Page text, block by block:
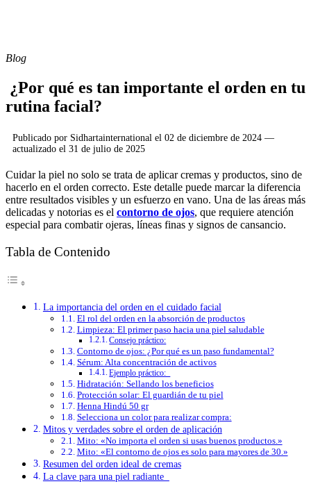
Blog
¿Por qué es tan importante el orden en tu
rutina facial?
Publicado por Sidhartainternational el 02 de diciembre de 2024 —
actualizado el 31 de julio de 2025
Cuidar la piel no solo se trata de aplicar cremas y productos, sino de
hacerlo en el orden correcto. Este detalle puede marcar la diferencia
entre resultados visibles y un esfuerzo en vano. Una de las áreas más
delicadas y notorias es el contorno de ojos, que requiere atención
especial para combatir ojeras, líneas finas y signos de cansancio.
Tabla de Contenido
La importancia del orden en el cuidado facial
El rol del orden en la absorción de productos
Limpieza: El primer paso hacia una piel saludable
Consejo práctico:
Contorno de ojos: ¿Por qué es un paso fundamental?
Sérum: Alta concentración de activos
Ejemplo práctico:
Hidratación: Sellando los beneficios
Protección solar: El guardián de tu piel
Henna Hindú 50 gr
Selecciona un color para realizar compra:
Mitos y verdades sobre el orden de aplicación
Mito: «No importa el orden si usas buenos productos.»
Mito: «El contorno de ojos es solo para mayores de 30.»
Resumen del orden ideal de cremas
La clave para una piel radiante